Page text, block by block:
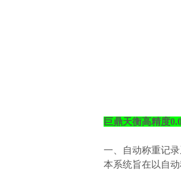
巨鼎天衡高精度
一、自动称重记
本系统旨在以自